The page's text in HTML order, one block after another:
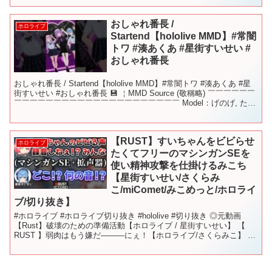
ホロライブ
おしゃれ番長 /
Startend【hololive MMD】#常闇
トワ #湊あくあ #星街すいせい #
おしゃれ番長
おしゃれ番長 / Startend【hololive MMD】#常闇トワ #湊あくあ #星
街すいせい #おしゃれ番長 💾 ￤MMD Source (敬稱略) ￣￣￣￣￣￣
￣￣￣￣￣￣￣￣￣￣￣￣￣￣￣￣￣￣￣￣￣ Model：げのげ, た
ホロライブ
【RUST】すいちゃんをビビらせ
たくてフリーのマシンガンSEを
使い精神攻撃を仕掛けるみこち
【星街すいせい/さくらみ
こ/miComet/みこめっと/ホロライ
ブ/切り抜き】
#ホロライブ #ホロライブ切り抜き​ #hololive #切り抜き ◎元動画
【Rust】破壊のための準備活動【ホロライブ / 星街すいせい】 【
RUST 】弱肉はもう嫌だ―――にぇ！【ホロライブ/さくらみこ】 ◎